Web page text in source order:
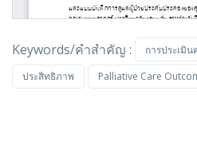
Keywords/คำสำคัญ :
การประเมิ
ประสิทธิภาพ
Palliative Care